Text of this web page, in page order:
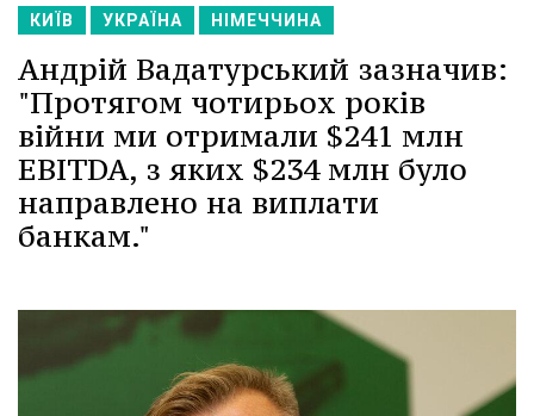
КИЇВ УКРАЇНА НІМЕЧЧИНА
Андрій Вадатурський зазначив:
"Протягом чотирьох років
війни ми отримали $241 млн
EBITDA, з яких $234 млн було
направлено на виплати
банкам."